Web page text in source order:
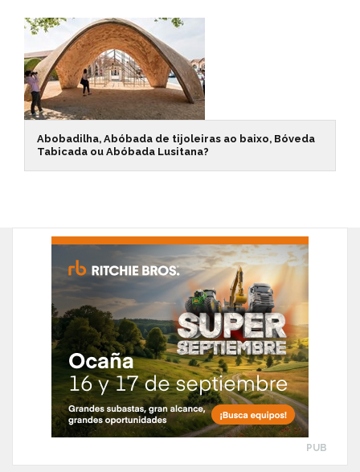
Abobadilha, Abóbada de tijoleiras ao baixo, Bóveda
Tabicada ou Abóbada Lusitana?
PUB